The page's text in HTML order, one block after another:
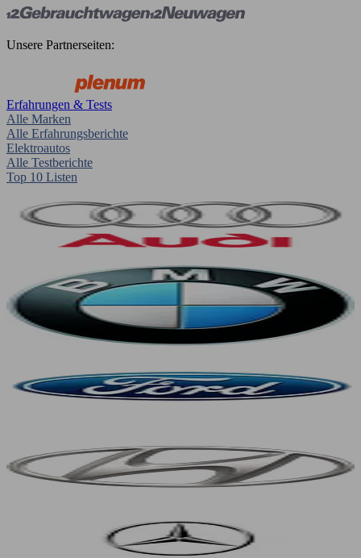
Unsere Partnerseiten:
Erfahrungen & Tests
Alle Marken
Alle Erfahrungsberichte
Elektroautos
Alle Testberichte
Top 10 Listen